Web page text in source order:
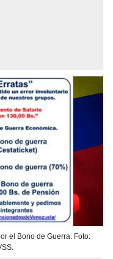
el Bono de Guerra. Foto: